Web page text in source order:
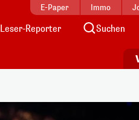
E-Paper Immo
Leser-Reporter Suchen